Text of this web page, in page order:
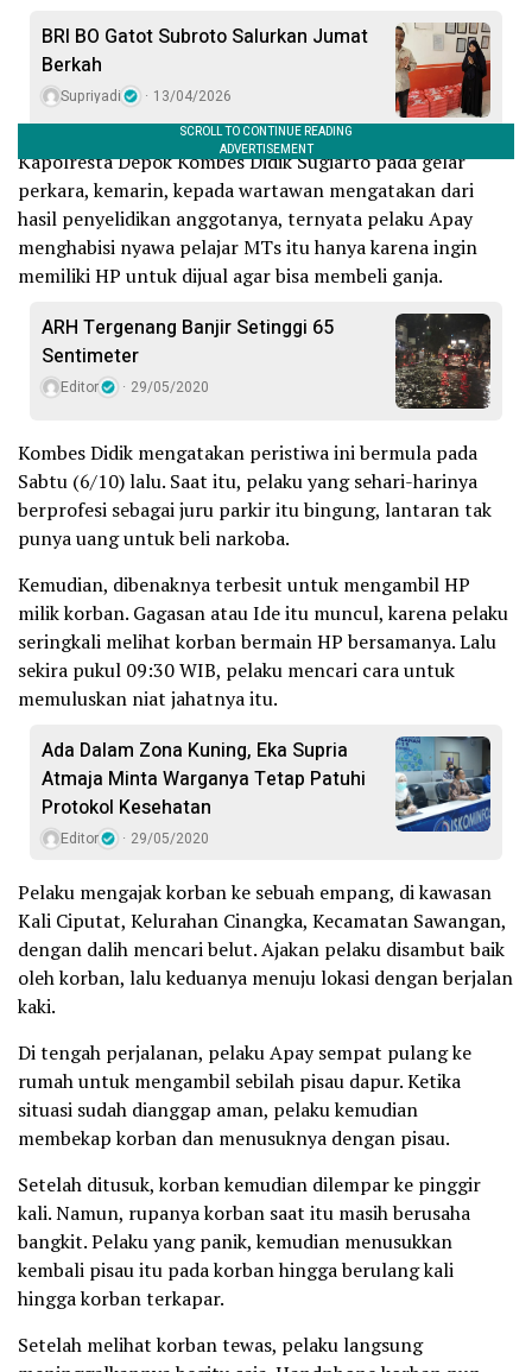
BRI BO Gatot Subroto Salurkan Jumat
Berkah
Supriyadi 13/04/2026
Kapolresta Depok Kombes Didik Sugiarto pada gelar
perkara, kemarin, kepada wartawan mengatakan dari
hasil penyelidikan anggotanya, ternyata pelaku Apay
menghabisi nyawa pelajar MTs itu hanya karena ingin
memiliki HP untuk dijual agar bisa membeli ganja.
ARH Tergenang Banjir Setinggi 65
Sentimeter
Editor 29/05/2020
Kombes Didik mengatakan peristiwa ini bermula pada
Sabtu (6/10) lalu. Saat itu, pelaku yang sehari-harinya
berprofesi sebagai juru parkir itu bingung, lantaran tak
punya uang untuk beli narkoba.
Kemudian, dibenaknya terbesit untuk mengambil HP
milik korban. Gagasan atau Ide itu muncul, karena pelaku
seringkali melihat korban bermain HP bersamanya. Lalu
sekira pukul 09:30 WIB, pelaku mencari cara untuk
memuluskan niat jahatnya itu.
Ada Dalam Zona Kuning, Eka Supria
Atmaja Minta Warganya Tetap Patuhi
Protokol Kesehatan
Editor 29/05/2020
Pelaku mengajak korban ke sebuah empang, di kawasan
Kali Ciputat, Kelurahan Cinangka, Kecamatan Sawangan,
dengan dalih mencari belut. Ajakan pelaku disambut baik
oleh korban, lalu keduanya menuju lokasi dengan berjalan
kaki.
Di tengah perjalanan, pelaku Apay sempat pulang ke
rumah untuk mengambil sebilah pisau dapur. Ketika
situasi sudah dianggap aman, pelaku kemudian
membekap korban dan menusuknya dengan pisau.
Setelah ditusuk, korban kemudian dilempar ke pinggir
kali. Namun, rupanya korban saat itu masih berusaha
bangkit. Pelaku yang panik, kemudian menusukkan
kembali pisau itu pada korban hingga berulang kali
hingga korban terkapar.
Setelah melihat korban tewas, pelaku langsung